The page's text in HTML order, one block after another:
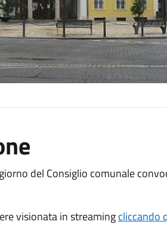
del Consiglio comunale
visionata in streamingcliccando